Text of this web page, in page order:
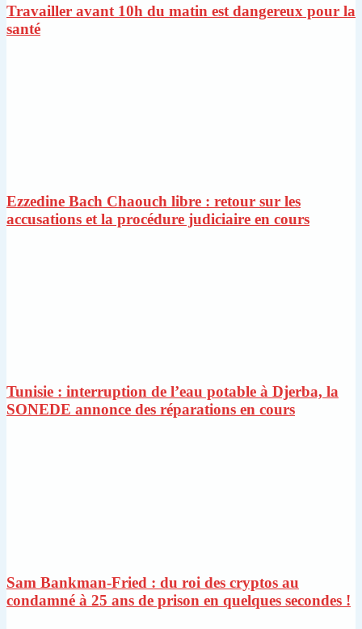
Travailler avant 10h du matin est dangereux pour la
santé
Ezzedine Bach Chaouch libre : retour sur les
accusations et la procédure judiciaire en cours
Tunisie : interruption de l’eau potable à Djerba, la
SONEDE annonce des réparations en cours
Sam Bankman-Fried : du roi des cryptos au
condamné à 25 ans de prison en quelques secondes !